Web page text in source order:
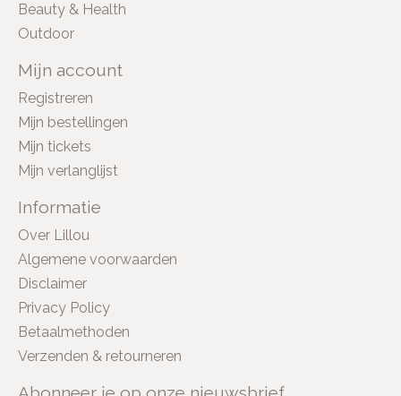
Beauty & Health
Outdoor
Mijn account
Registreren
Mijn bestellingen
Mijn tickets
Mijn verlanglijst
Informatie
Over Lillou
Algemene voorwaarden
Disclaimer
Privacy Policy
Betaalmethoden
Verzenden & retourneren